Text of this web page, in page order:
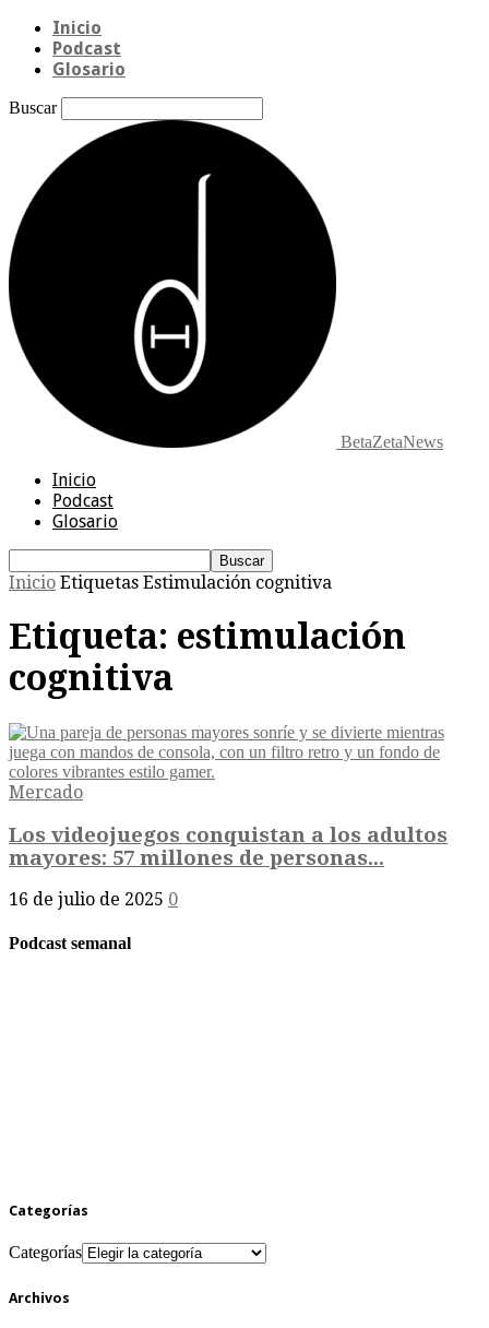
Inicio
Podcast
Glosario
Buscar
BetaZetaNews
Inicio
Podcast
Glosario
Inicio Etiquetas Estimulación cognitiva
Etiqueta: estimulación
cognitiva
Mercado
Los videojuegos conquistan a los adultos
mayores: 57 millones de personas...
16 de julio de 2025 0
Podcast semanal
Categorías
Categorías
Archivos